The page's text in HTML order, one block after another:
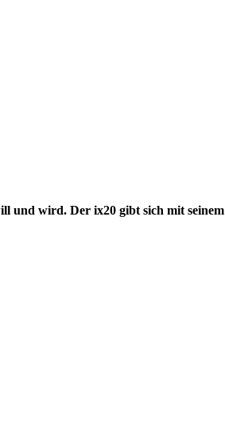
wird. Der ix20 gibt sich mit seinem